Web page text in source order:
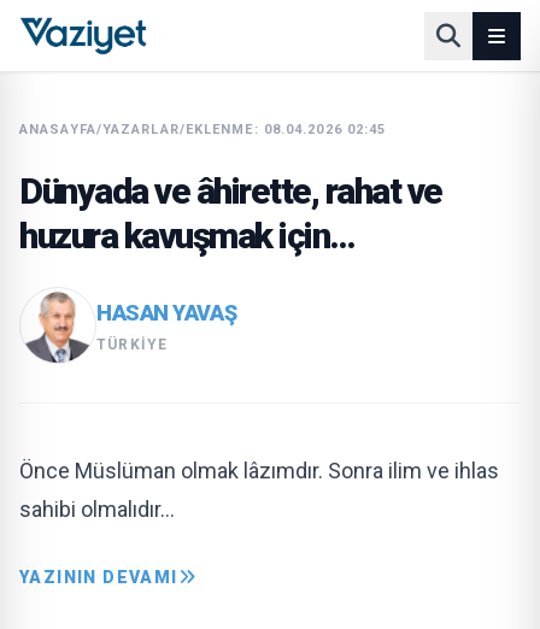
ANASAYFA/YAZARLAR/EKLENME: 08.04.2026 02:45
Dünyada ve âhirette, rahat ve
huzura kavuşmak için…
HASAN YAVAŞ
TÜRKIYE
Önce Müslüman olmak lâzımdır. Sonra ilim ve ihlas
sahibi olmalıdır…
YAZININ DEVAMI